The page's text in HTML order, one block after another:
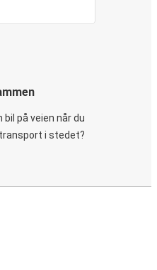
bil på veien når du
i stedet?